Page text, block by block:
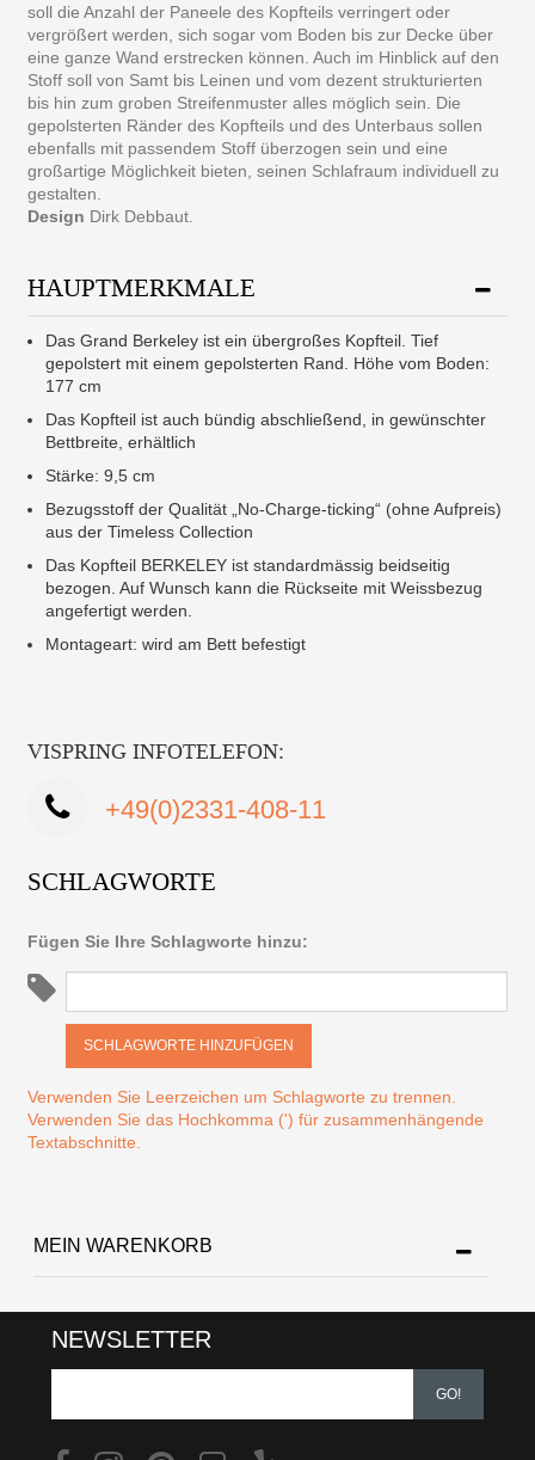
soll die Anzahl der Paneele des Kopfteils verringert oder
vergrößert werden, sich sogar vom Boden bis zur Decke über
eine ganze Wand erstrecken können. Auch im Hinblick auf den
Stoff soll von Samt bis Leinen und vom dezent strukturierten
bis hin zum groben Streifenmuster alles möglich sein. Die
gepolsterten Ränder des Kopfteils und des Unterbaus sollen
ebenfalls mit passendem Stoff überzogen sein und eine
großartige Möglichkeit bieten, seinen Schlafraum individuell zu
gestalten.
Design Dirk Debbaut.
HAUPTMERKMALE
Das Grand Berkeley ist ein übergroßes Kopfteil. Tief
gepolstert mit einem gepolsterten Rand. Höhe vom Boden:
177 cm
Das Kopfteil ist auch bündig abschließend, in gewünschter
Bettbreite, erhältlich
Stärke: 9,5 cm
Bezugsstoff der Qualität „No-Charge-ticking“ (ohne Aufpreis)
aus der Timeless Collection
Das Kopfteil BERKELEY ist standardmässig beidseitig
bezogen. Auf Wunsch kann die Rückseite mit Weissbezug
angefertigt werden.
Montageart: wird am Bett befestigt
VISPRING INFOTELEFON:
+49(0)2331-408-11
SCHLAGWORTE
Fügen Sie Ihre Schlagworte hinzu:
SCHLAGWORTE HINZUFÜGEN
Verwenden Sie Leerzeichen um Schlagworte zu trennen.
Verwenden Sie das Hochkomma (') für zusammenhängende
Textabschnitte.
MEIN WARENKORB
NEWSLETTER
GO!